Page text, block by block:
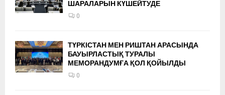
ШАРАЛАРЫН КҮШЕЙТУДЕ
0
ТҮРКІСТАН МЕН РИШТАН АРАСЫНДА
БАУЫРЛАСТЫҚ ТУРАЛЫ
МЕМОРАНДУМҒА ҚОЛ ҚОЙЫЛДЫ
0